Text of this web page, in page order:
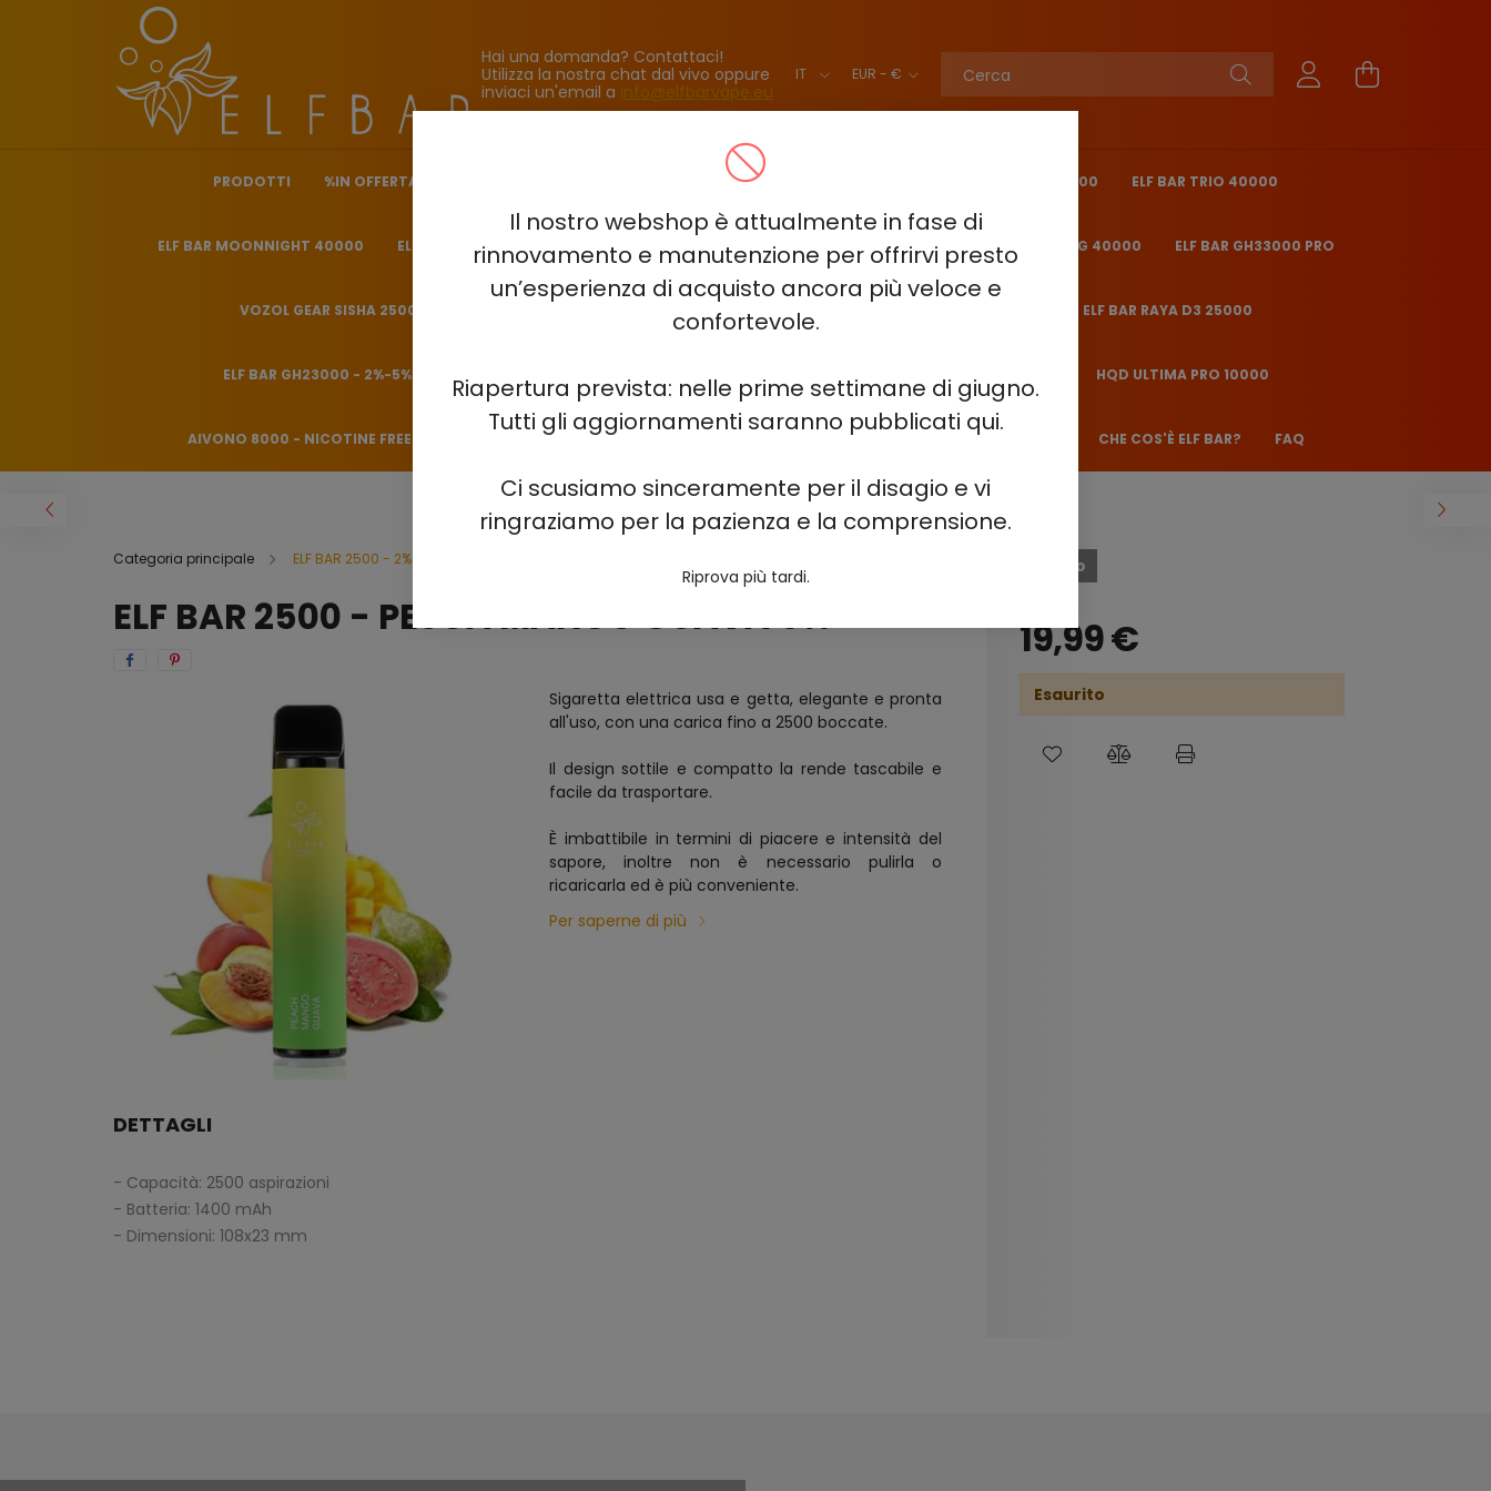
Il nostro webshop è attualmente in fase di
rinnovamento e manutenzione per offrirvi presto
un’esperienza di acquisto ancora più veloce e
confortevole.
Riapertura prevista: nelle prime settimane di giugno.
Tutti gli aggiornamenti saranno pubblicati qui.
Ci scusiamo sinceramente per il disagio e vi
ringraziamo per la pazienza e la comprensione.
Riprova più tardi.
Hai una domanda? Contattaci!
Utilizza la nostra chat dal vivo oppure
inviaci un'email a info@elfbarvape.eu
PRODOTTI %IN OFFERTA% VOZOL NEON 45000 ELF BAR LUSH KING KING PRO 40000 ELF BAR TRIO 40000
ELF BAR MOONNIGHT 40000 ELF BAR NICOTINE KING 40000 - 2%-3%-5% ELF BAR SOUR KING 40000 ELF BAR ICE KING 40000 ELF BAR GH33000 PRO
VOZOL GEAR SISHA 25000 - 0.5% ELF BAR PLANET 25000 ELF BAR RAYA D3 25000
ELF BAR GH23000 - 2%-5% HQD ULTIMA PRO 10000
AIVONO 8000 - NICOTINE FREE 0% HQD MIRACLE 8000 ELF BAR 2500 - 2% JUICY JANE JJ600 CHE COS'È ELF BAR? FAQ
Categoria principale ELF BAR 2500 - 2%
ELF BAR 2500 - PESCA MANGO GUAVA 5%
Sigaretta elettrica usa e getta, elegante e pronta
all'uso, con una carica fino a 2500 boccate.
Il design sottile e compatto la rende tascabile e
facile da trasportare.
È imbattibile in termini di piacere e intensità del
sapore, inoltre non è necessario pulirla o
ricaricarla ed è più conveniente.
Per saperne di più
Esaurito
19,99€
Esaurito
DETTAGLI
- Capacità: 2500 aspirazioni
- Batteria: 1400 mAh
- Dimensioni: 108x23 mm